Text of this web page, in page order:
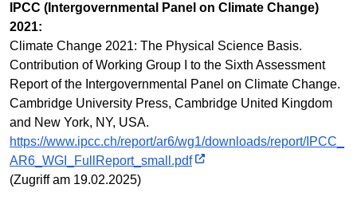
IPCC (Intergovernmental Panel on Climate Change)
2021:
Climate Change 2021: The Physical Science Basis.
Contribution of Working Group I to the Sixth Assessment
Report of the Intergovernmental Panel on Climate Change.
Cambridge University Press, Cambridge United Kingdom
and New York, NY, USA.
https://www.ipcc.ch/report/ar6/wg1/downloads/report/IPCC_
AR6_WGI_FullReport_small.pdf
(Zugriff am 19.02.2025)